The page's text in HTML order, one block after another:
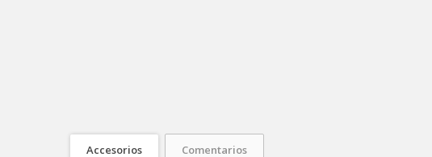
Accesorios Comentarios